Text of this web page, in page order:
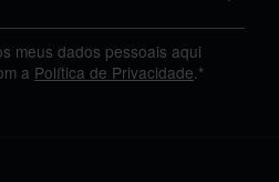
meus dados pessoais aqui
a Política de Privacidade .*